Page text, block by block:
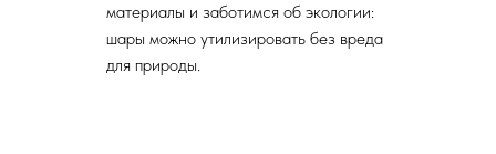
материалы и заботимся об экологии:
шары можно утилизировать без вреда
для природы.